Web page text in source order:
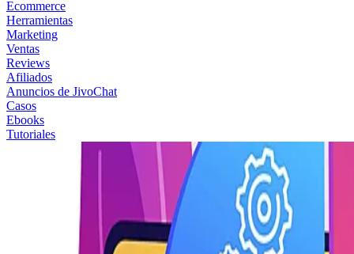
Ecommerce
Herramientas
Marketing
Ventas
Reviews
Afiliados
Anuncios de JivoChat
Casos
Ebooks
Tutoriales